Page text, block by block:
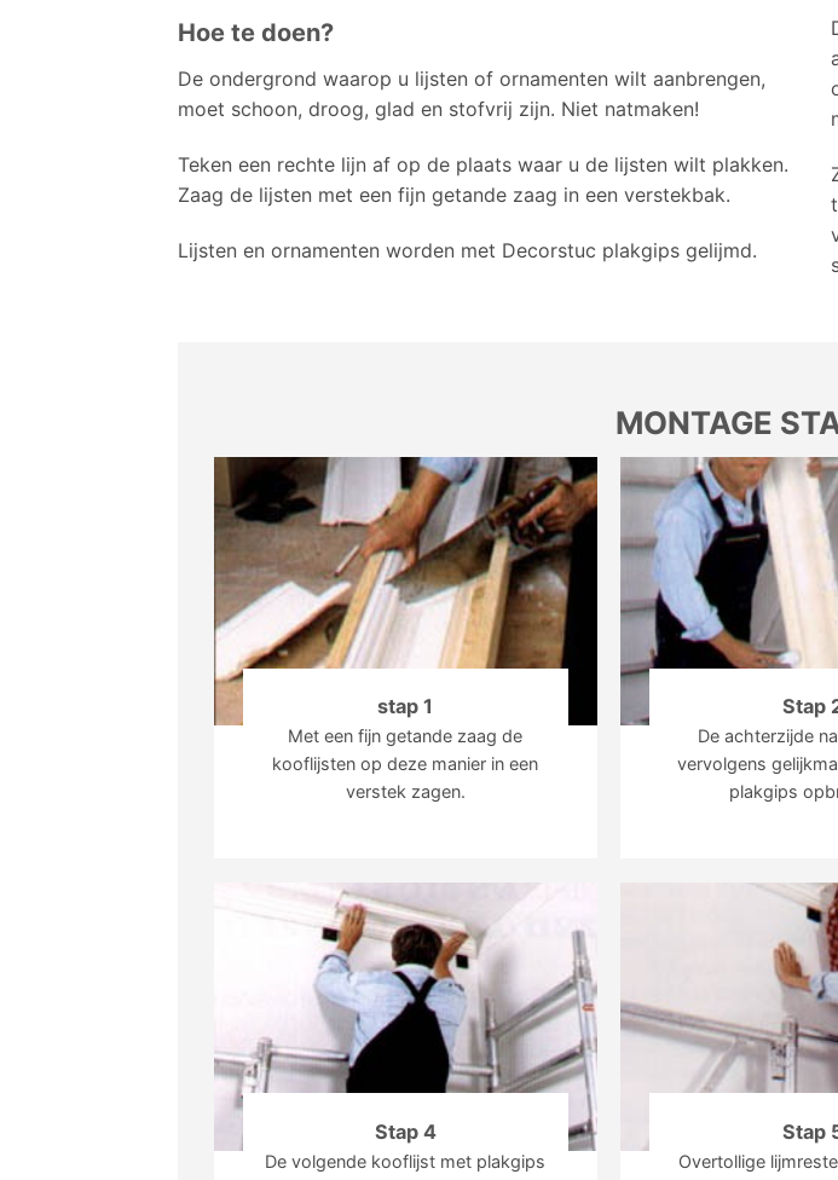
Hoe te doen?
De ondergrond waarop u lijsten of ornamenten wilt aanbrengen,
moet schoon, droog, glad en stofvrij zijn. Niet natmaken!
Teken een rechte lijn af op de plaats waar u de lijsten wilt plakken.
Zaag de lijsten met een fijn getande zaag in een verstekbak.
Lijsten en ornamenten worden met Decorstuc plakgips gelijmd.
MONTAGE
stap 1
Met een fijn getande zaag de
kooflijsten op deze manier in een
verstek zagen.
Stap
De achterzijde
vervolgens
plakgips
Stap 4
De volgende kooflijst met plakgips
Stap
Overtollige